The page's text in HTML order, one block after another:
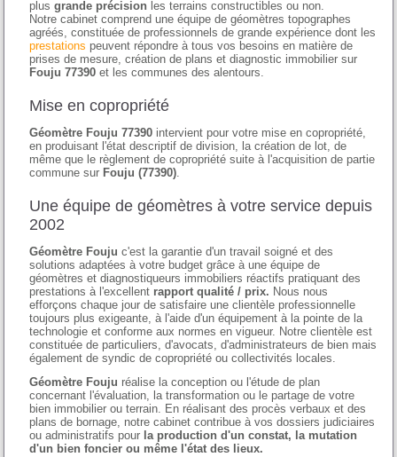
plusgrande précision les terrains constructibles ou non.
Notre cabinet comprend une équipe de géomètres topographes
agréés, constituée de professionnels de grande expérience dont les
prestations peuvent répondre à tous vos besoins en matière de
prises de mesure, création de plans et diagnostic immobilier sur
Fouju 77390 et les communes des alentours.
Mise en copropriété
Géomètre Fouju 77390 intervient pour votre mise en copropriété,
en produisant l'état descriptif de division, la création de lot, de
même que le règlement de copropriété suite à l'acquisition de partie
commune sur Fouju (77390).
Une équipe de géomètres à votre service depuis
2002
Géomètre Fouju c'est la garantie d'un travail soigné et des
solutions adaptées à votre budget grâce à une équipe de
géomètres et diagnostiqueurs immobiliers réactifs pratiquant des
prestations à l'excellent rapport qualité / prix. Nous nous
efforçons chaque jour de satisfaire une clientèle professionnelle
toujours plus exigeante, à l'aide d'un équipement à la pointe de la
technologie et conforme aux normes en vigueur. Notre clientèle est
constituée de particuliers, d'avocats, d'administrateurs de bien mais
également de syndic de copropriété ou collectivités locales.
Géomètre Fouju réalise la conception ou l'étude de plan
concernant l'évaluation, la transformation ou le partage de votre
bien immobilier ou terrain. En réalisant des procès verbaux et des
plans de bornage, notre cabinet contribue à vos dossiers judiciaires
ou administratifs pour la production d'un constat, la mutation
d'un bien foncier ou même l'état des lieux.